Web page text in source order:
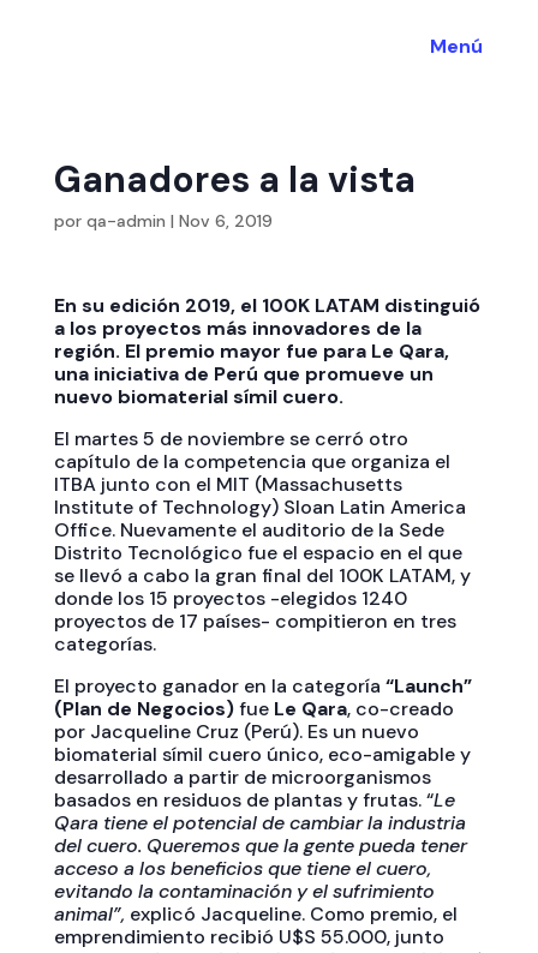
Menú
Ganadores a la vista
por qa-admin | Nov 6, 2019
En su edición 2019, el 100K LATAM distinguió
a los proyectos más innovadores de la
región. El premio mayor fue para Le Qara,
una iniciativa de Perú que promueve un
nuevo biomaterial símil cuero.
El martes 5 de noviembre se cerró otro
capítulo de la competencia que organiza el
ITBA junto con el MIT (Massachusetts
Institute of Technology) Sloan Latin America
Office. Nuevamente el auditorio de la Sede
Distrito Tecnológico fue el espacio en el que
se llevó a cabo la gran final del 100K LATAM, y
donde los 15 proyectos -elegidos 1240
proyectos de 17 países- compitieron en tres
categorías.
El proyecto ganador en la categoría “Launch”
(Plan de Negocios)fue Le Qara, co-creado
por Jacqueline Cruz (Perú). Es un nuevo
biomaterial símil cuero único, eco-amigable y
desarrollado a partir de microorganismos
basados en residuos de plantas y frutas. “Le
Qara tiene el potencial de cambiar la industria
del cuero. Queremos que la gente pueda tener
acceso a los beneficios que tiene el cuero,
evitando la contaminación y el sufrimiento
animal”, explicó Jacqueline. Como premio, el
emprendimiento recibió U$S 55.000, junto